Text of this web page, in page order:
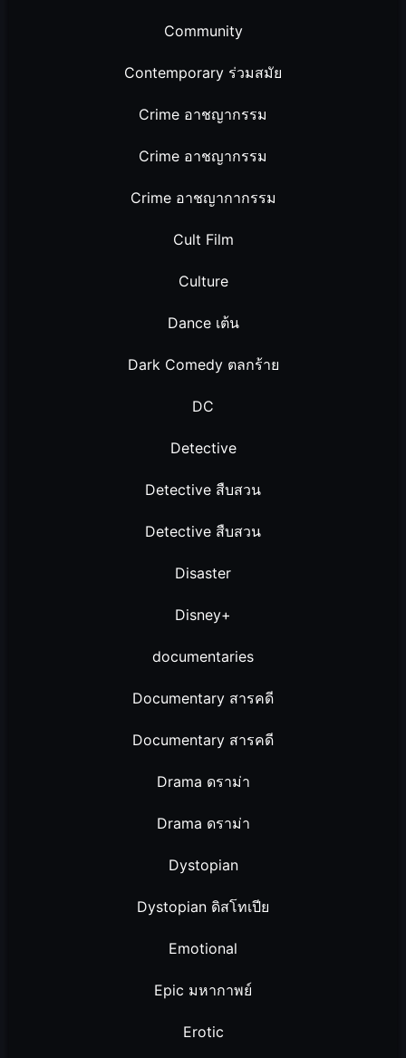
Community
Contemporary ร่วมสมัย
Crime อาชญากรรม
Crime อาชญากรรม
Crime อาชญากากรรม
Cult Film
Culture
Dance เต้น
Dark Comedy ตลกร้าย
DC
Detective
Detective สืบสวน
Detective สืบสวน
Disaster
Disney+
documentaries
Documentary สารคดี
Documentary สารคดี
Drama ดราม่า
Drama ดราม่า
Dystopian
Dystopian ดิสโทเปีย
Emotional
Epic มหากาพย์
Erotic